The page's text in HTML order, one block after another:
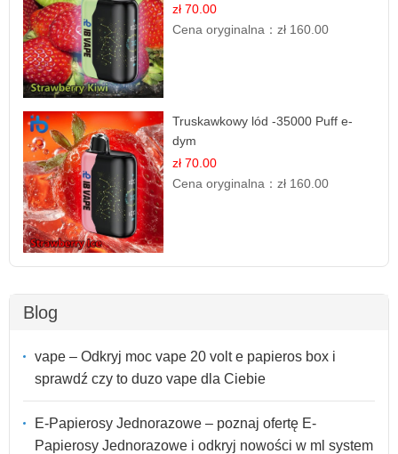
zł 70.00
Cena oryginalna：zł 160.00
Truskawkowy lód -35000 Puff e-
dym
zł 70.00
Cena oryginalna：zł 160.00
Blog
vape – Odkryj moc vape 20 volt e papieros box i
sprawdź czy to duzo vape dla Ciebie
E-Papierosy Jednorazowe – poznaj ofertę E-
Papierosy Jednorazowe i odkryj nowości w ml system